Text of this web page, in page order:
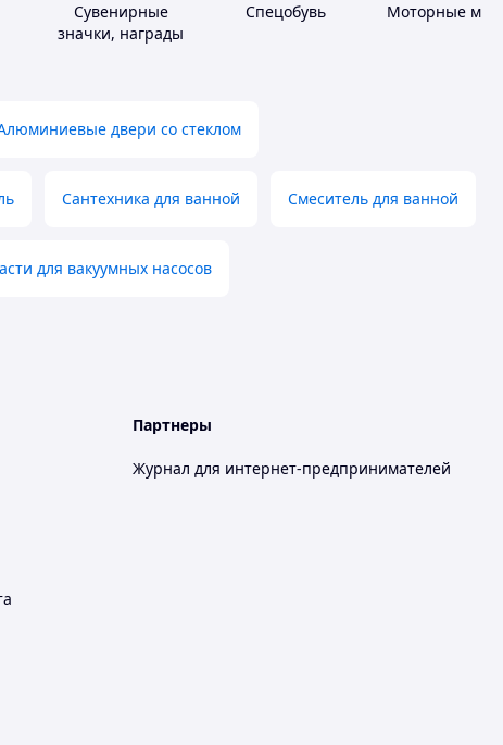
Сувенирные
значки, награды
Спецобувь Моторные
двери со стеклом
Сантехника для ванной Смеситель для ванной
для вакуумных насосов
Партнеры
Журнал для интернет-предпринимателей